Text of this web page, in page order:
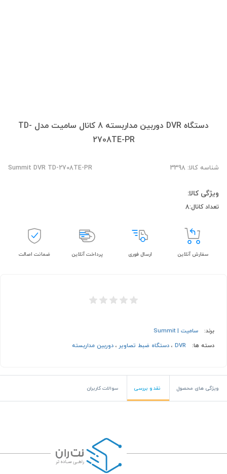
دستگاه DVR دوربین مداربسته 8 کانال سامیت مدل TD-
2708TE-PR
شناسه کالا: 3398 Summit DVR TD-2708TE-PR
ویژگی کالا:
تعداد کانال:8
سفارش آنلاین ارسال فوری پرداخت آنلاین ضمانت اصالت
برند:
سامیت | Summit
دسته ها:
DVR ، دستگاه ضبط تصاویر ، دوربین مداربسته
ویژگی های محصول نقد و بررسی سوالات کاربران